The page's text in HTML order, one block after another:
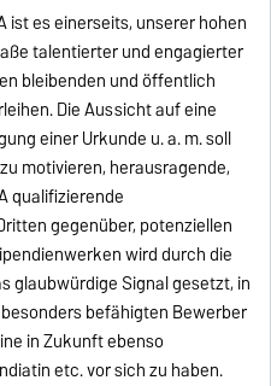
ist es einerseits, unserer hohen
talentierter und engagierter
bleibenden und öffentlich
Die Aussicht auf eine
einer Urkunde u. a. m. soll
motivieren, herausragende,
qualifizierende
gegenüber, potenziellen
wird durch die
glaubwürdige Signal gesetzt, in
befähigten Bewerber
in Zukunft ebenso
etc. vor sich zu haben.